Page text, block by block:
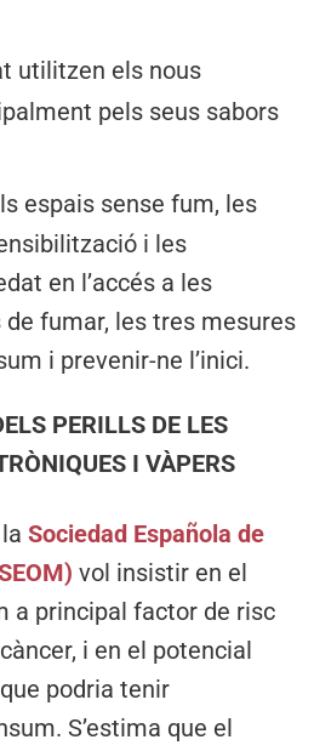
utilitzen els nous
pels seus sabors
espais sense fum, les
i les
en l’accés a les
fumar, les tres mesures
i prevenir-ne l’inici.
PERILLS DE LES
I VÀPERS
Sociedad Española de
vol insistir en el
a principal factor de risc
i en el potencial
podria tenir
S’estima que el